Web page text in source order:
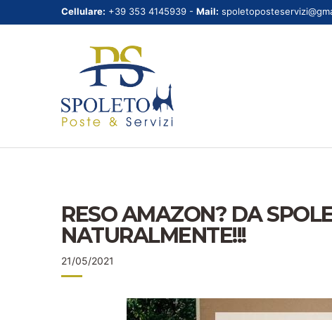
Cellulare: +39 353 4145939 - Mail:
RESO AMAZON? DA
NATURALMENTE!!!
21/05/2021